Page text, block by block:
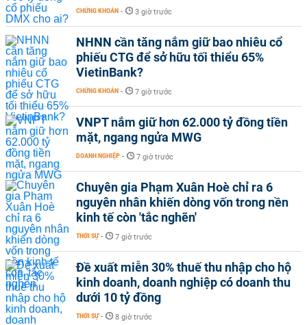
CHỨNG KHOÁN - 3 giờ trước
NHNN cần tăng nắm giữ bao nhiêu cổ
phiếu CTG để sở hữu tối thiểu 65%
VietinBank?
CHỨNG KHOÁN - 7 giờ trước
VNPT nắm giữ hơn 62.000 tỷ đồng tiền
mặt, ngang ngửa MWG
DOANH NGHIỆP - 7 giờ trước
Chuyên gia Phạm Xuân Hoè chỉ ra 6
nguyên nhân khiến dòng vốn trong nền
kinh tế còn 'tắc nghẽn'
THỜI SỰ - 7 giờ trước
Đề xuất miễn 30% thuế thu nhập cho hộ
kinh doanh, doanh nghiệp có doanh thu
dưới 10 tỷ đồng
THỜI SỰ - 8 giờ trước